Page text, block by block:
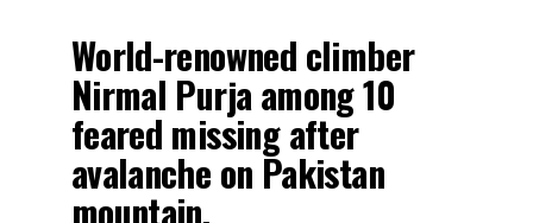
World-renowned climber
Nirmal Purja among 10
feared missing after
avalanche on Pakistan
mountain.